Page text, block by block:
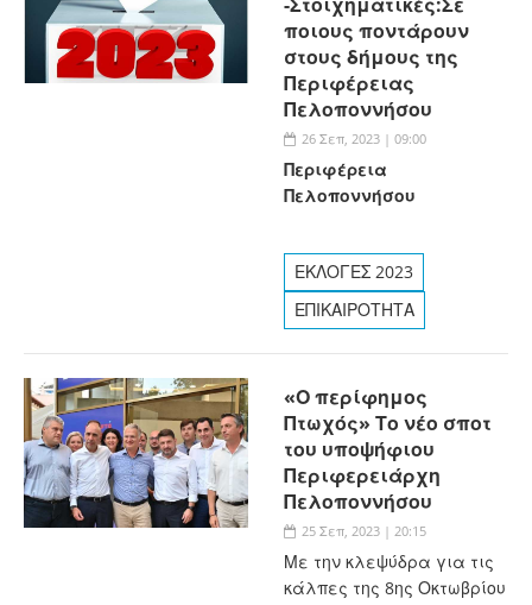
ποιους ποντάρουν
στους δήμους της
Περιφέρειας
Πελοποννήσου
26 Σεπ, 2023 | 09:00
Περιφέρεια
Πελοποννήσου
ΕΚΛΟΓΕΣ 2023
ΕΠΙΚΑΙΡΟΤΗΤΑ
«Ο περίφημος
Πτωχός» Το νέο σποτ
του υποψήφιου
Περιφερειάρχη
Πελοποννήσου
25 Σεπ, 2023 | 20:15
Με την κλεψύδρα για τις
κάλπες της 8ης Οκτωβρίου